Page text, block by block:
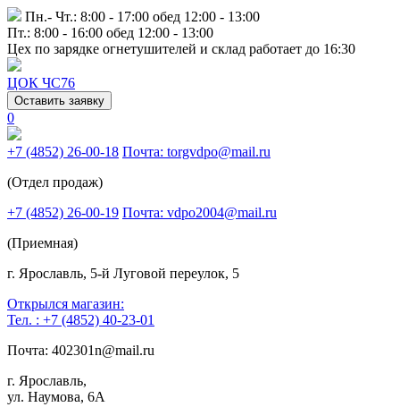
Пн.- Чт.: 8:00 - 17:00 обед 12:00 - 13:00
Пт.: 8:00 - 16:00 обед 12:00 - 13:00
Цех по зарядке огнетушителей и склад работает до 16:30
ЦОК ЧС76
Оставить заявку
0
+7 (4852) 26-00-18 Почта: torgvdpo@mail.ru
(Отдел продаж)
+7 (4852) 26-00-19 Почта: vdpo2004@mail.ru
(Приемная)
г. Ярославль, 5-й Луговой переулок, 5
Открылся магазин:
Тел. : +7 (4852) 40-23-01
Почта: 402301n@mail.ru
г. Ярославль,
ул. Наумова, 6А